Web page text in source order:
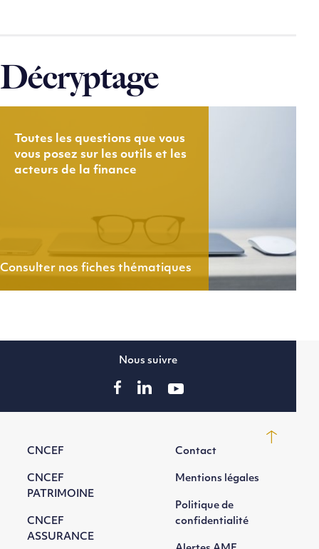
Décryptage
Toutes les questions que vous
vous posez sur les outils et les
acteurs de la finance
Consulter nos fiches thématiques
CNCEF
CNCEF
PATRIMOINE
CNCEF
ASSURANCE
Contact
Mentions légales
Politique de
confidentialité
Nous suivre